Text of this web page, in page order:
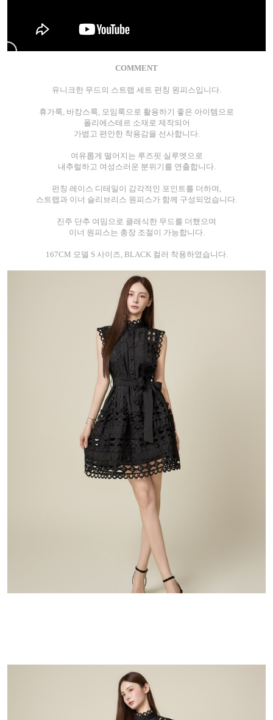
COMMENT
유니크한 무드의 스트랩 세트 펀칭 원피스입니다.
휴가룩, 바캉스룩, 모임룩으로 활용하기 좋은 아이템으로
폴리에스테르 소재로 제작되어
가볍고 편안한 착용감을 선사합니다.
여유롭게 떨어지는 루즈핏 실루엣으로
내추럴하고 여성스러운 분위기를 연출합니다.
펀칭 레이스 디테일이 감각적인 포인트를 더하며,
스트랩과 이너 슬리브리스 원피스가 함께 구성되었습니다.
진주 단추 여밈으로 클래식한 무드를 더했으며
이너 원피스는 총장 조절이 가능합니다.
167CM 모델 S 사이즈, BLACK 컬러 착용하였습니다.